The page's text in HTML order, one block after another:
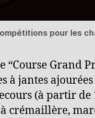
pour les
Grand
à jantes
(à partir
crémaillère,